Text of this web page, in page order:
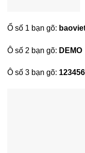
Ổ số 1 bạn gõ:
Ô số 2 bạn gõ: DEMO
Ô số 3 bạn gõ: 123456